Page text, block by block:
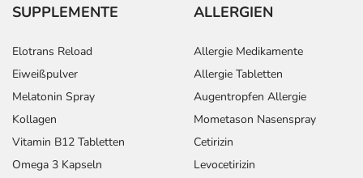
SUPPLEMENTE
Elotrans Reload
Eiweißpulver
Melatonin Spray
Kollagen
Vitamin B12 Tabletten
Omega 3 Kapseln
ALLERGIEN
Allergie Medikamente
Allergie Tabletten
Augentropfen Allergie
Mometason Nasenspray
Cetirizin
Levocetirizin